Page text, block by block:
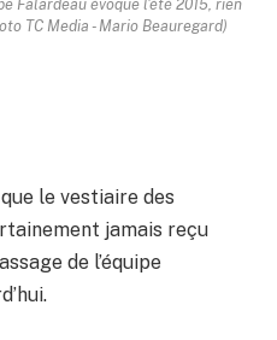
Falardeau évoque l'été 2015, rien
TC Media -Mario Beauregard)
le vestiaire des
jamais reçu
de l’équipe